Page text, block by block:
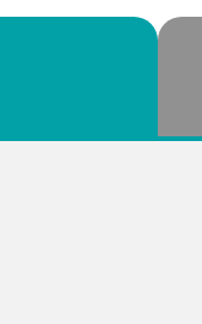
長崎 熊本 大分